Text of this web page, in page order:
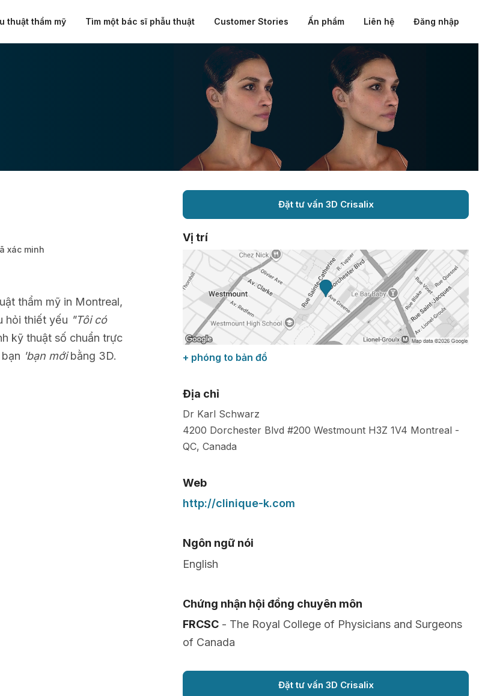
thuật thẩm mỹ Tìm một bác sĩ phẫu thuật Customer Stories Ấn phẩm Liên hệ Đăng nhập
xác minh
thẩm mỹ in Montreal,
hỏi thiết yếu "Tôi có
kỹ thuật số chuẩn trực
'bạn mớibằng 3D.
Đặt tư vấn 3D Crisalix
Vị trí
+ phóng to bản đồ
Địa chỉ
Dr Karl Schwarz
4200 Dorchester Blvd #200 Westmount H3Z 1V4 Montreal -
QC, Canada
Web
http://clinique-k.com
Ngôn ngữ nói
English
Chứng nhận hội đồng chuyên môn
FRCSC - The Royal College of Physicians and Surgeons
of Canada
Đặt tư vấn 3D Crisalix